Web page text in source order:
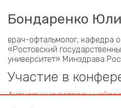
Бондаренко
врач-офтальмолог, кафедра
«Ростовский
университет» Минздрава
Участие в
Актуальные вопросы